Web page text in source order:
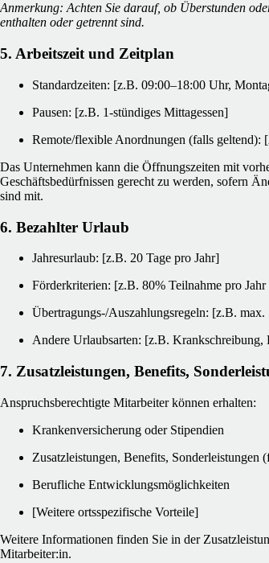
Anmerkung: Achten Sie darauf, ob Überstunden
enthalten oder getrennt sind.
5. Arbeitszeit und Zeitplan
Standardzeiten: [z.B. 09:00–18:00 Uhr,
Pausen: [z.B. 1-stündiges Mittagessen]
Remote/flexible Anordnungen (falls geltend):
Das Unternehmen kann die Öffnungszeiten mit
Geschäftsbedürfnissen gerecht zu werden, sofern
sind mit.
6. Bezahlter Urlaub
Jahresurlaub: [z.B. 20 Tage pro Jahr]
Förderkriterien: [z.B. 80% Teilnahme pro
Übertragungs-/Auszahlungsregeln: [z.B.
Andere Urlaubsarten: [z.B. Krankschreibung,
7. Zusatzleistungen, Benefits,
Anspruchsberechtigte Mitarbeiter können erhalten:
Krankenversicherung oder Stipendien
Zusatzleistungen, Benefits, Sonderleistungen
Berufliche Entwicklungsmöglichkeiten
[Weitere ortsspezifische Vorteile]
Weitere Informationen finden Sie in der
Mitarbeiter:in.